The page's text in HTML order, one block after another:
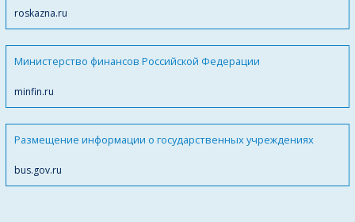
roskazna.ru
Министерство финансов Российской Федерации
minfin.ru
Размещение информации о государственных учреждениях
bus.gov.ru